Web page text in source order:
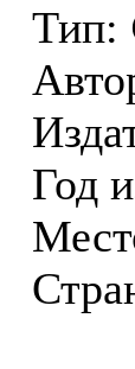
Тип:
Год